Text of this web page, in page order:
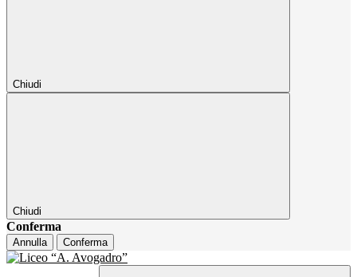
Chiudi
Chiudi
Conferma
Annulla Conferma